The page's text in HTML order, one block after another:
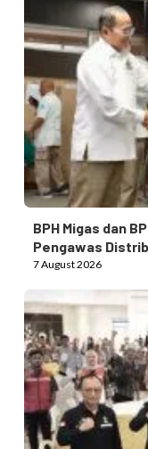
BPH Migas dan
Pengawas
7 August 2026